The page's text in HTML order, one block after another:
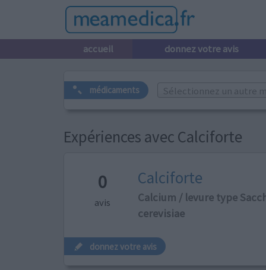
accueil donnez votre avis
médicaments Sélectionnez un autre
Expériences avec Calciforte
0
avis
Calciforte
Calcium / levure type
cerevisiae
donnez votre avis